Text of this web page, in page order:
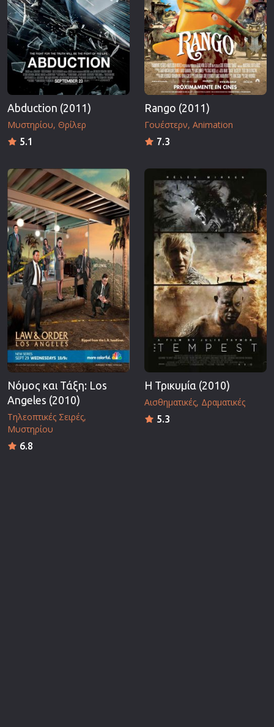
Abduction (2011)
Μυστηρίου Θρίλερ
5.1
Rango (2011)
Γουέστερν Animation
7.3
Νόμος και Τάξη: Los
Angeles (2010)
Τηλεοπτικές Σειρές
Μυστηρίου
6.8
Η Τρικυμία (2010)
Αισθηματικές Δραματικές
5.3